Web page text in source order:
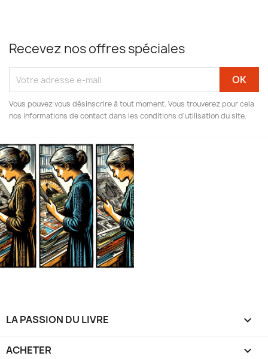
Recevez nos offres spéciales
Vous pouvez vous désinscrire à tout moment. Vous trouverez pour cela
nos informations de contact dans les conditions d'utilisation du site.
LA PASSION DU LIVRE 
ACHETER 